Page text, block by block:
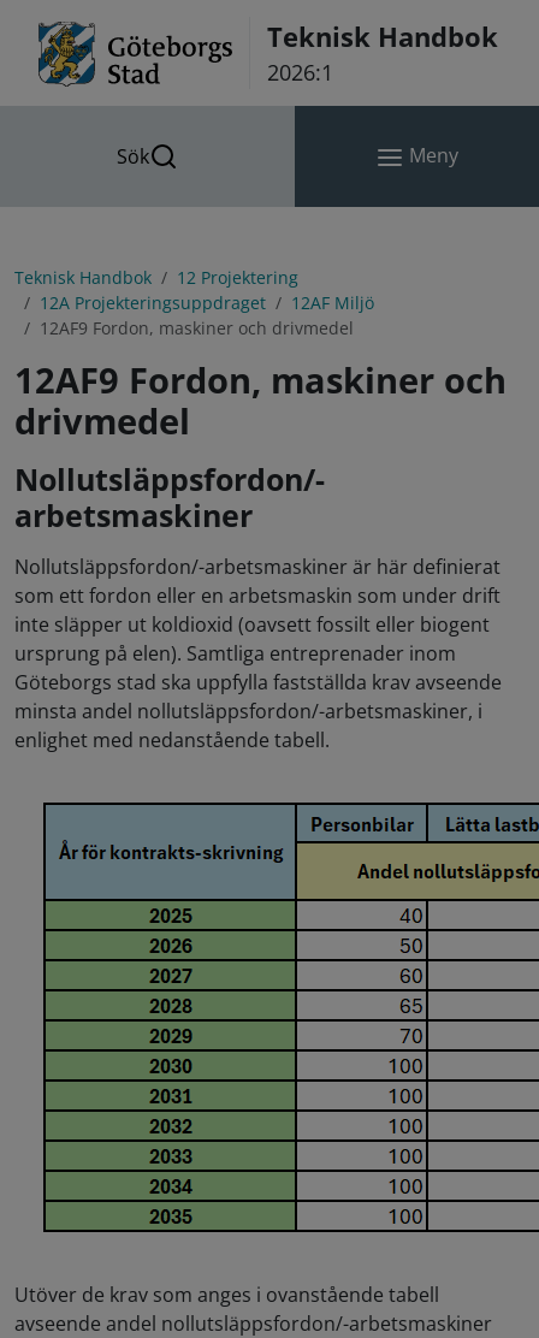
Teknisk Handbok
2026:1
Sök Meny
Teknisk Handbok
12 Projektering
12A Projekteringsuppdraget
12AF Miljö
12AF9 Fordon, maskiner och drivmedel
12AF9 Fordon, maskiner och
drivmedel
Nollutsläppsfordon/-
arbetsmaskiner
Nollutsläppsfordon/-arbetsmaskiner är här definierat
som ett fordon eller en arbetsmaskin som under drift
inte släpper ut koldioxid (oavsett fossilt eller biogent
ursprung på elen). Samtliga entreprenader inom
Göteborgs stad ska uppfylla fastställda krav avseende
minsta andel nollutsläppsfordon/-arbetsmaskiner, i
enlighet med nedanstående tabell.
Utöver de krav som anges i ovanstående tabell
avseende andel nollutsläppsfordon/-arbetsmaskiner